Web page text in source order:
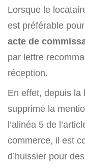
Lorsque le
est préférable
acte de
par lettre
réception.
En effet, depuis la
supprimé la
l’alinéa 5 de
commerce, il est
d’huissier pour